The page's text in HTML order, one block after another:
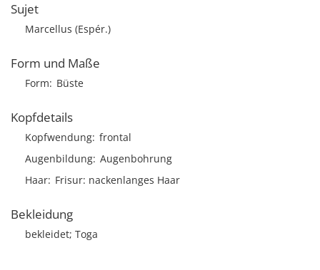
Sujet
Marcellus (Espér.)
Form und Maße
Form Büste
Kopfdetails
Kopfwendung frontal
Augenbildung Augenbohrung
Haar Frisur nackenlanges Haar
Bekleidung
bekleidet; Toga